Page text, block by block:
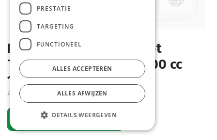
Plastiek Deksel Soeppot
Transparant 500 en 1000 cc
1008 st
Actief
Vraag een account aan
PRESTATIE
TARGETING
FUNCTIONEEL
ALLES ACCEPTEREN
ALLES AFWIJZEN
DETAILS WEERGEVEN